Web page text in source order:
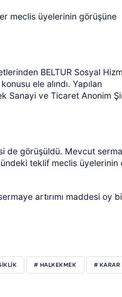
meclis üyelerinin görüşüne
BELTUR Sosyal
ele alındı. Yapılan
Sanayi ve Ticaret Anonim
de görüşüldü. Mevcut
teklif meclis üyelerinin
artırımı maddesi oy
# HALKEKMEK # KARAR